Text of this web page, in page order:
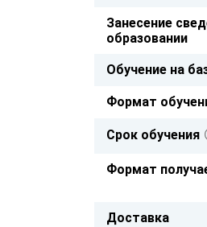
Занесение
образовании
Обучение на
Формат
Срок обучения
Формат
Доставка